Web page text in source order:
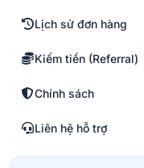
Lịch sử đơn hàng
Kiếm tiền (Referral)
Chính sách
Liên hệ hỗ trợ